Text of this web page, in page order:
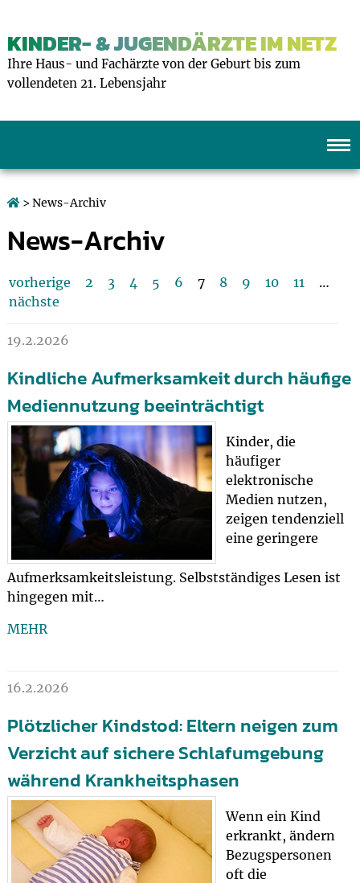
KINDER- & JUGENDÄRZTE IM NETZ
Ihre Haus- und Fachärzte von der Geburt bis zum
vollendeten 21. Lebensjahr
> News-Archiv
News-Archiv
vorherige 2 3 4 5 6 7 8 9 10 11
…
nächste
19.2.2026
Kindliche Aufmerksamkeit durch häufige
Mediennutzung beeinträchtigt
Kinder, die
häufiger
elektronische
Medien nutzen,
zeigen tendenziell
eine geringere
Aufmerksamkeitsleistung. Selbstständiges Lesen ist
hingegen mit…
MEHR
16.2.2026
Plötzlicher Kindstod: Eltern neigen zum
Verzicht auf sichere Schlafumgebung
während Krankheitsphasen
Wenn ein Kind
erkrankt, ändern
Bezugspersonen
oft die